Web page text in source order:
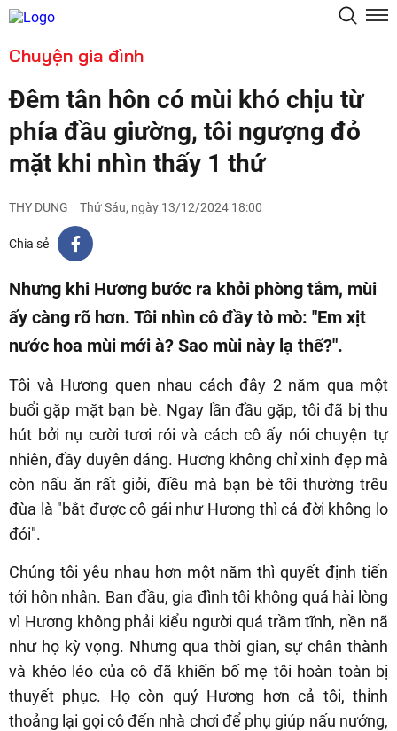
Chuyện gia đình
Đêm tân hôn có mùi khó chịu từ
phía đầu giường, tôi ngượng đỏ
mặt khi nhìn thấy 1 thứ
THY DUNG Thứ Sáu, ngày 13/12/2024 18:00
Chia sẻ
Nhưng khi Hương bước ra khỏi phòng tắm, mùi
ấy càng rõ hơn. Tôi nhìn cô đầy tò mò: "Em xịt
nước hoa mùi mới à? Sao mùi này lạ thế?".
Tôi và Hương quen nhau cách đây 2 năm qua một
buổi gặp mặt bạn bè. Ngay lần đầu gặp, tôi đã bị thu
hút bởi nụ cười tươi rói và cách cô ấy nói chuyện tự
nhiên, đầy duyên dáng. Hương không chỉ xinh đẹp mà
còn nấu ăn rất giỏi, điều mà bạn bè tôi thường trêu
đùa là "bắt được cô gái như Hương thì cả đời không lo
đói".
Chúng tôi yêu nhau hơn một năm thì quyết định tiến
tới hôn nhân. Ban đầu, gia đình tôi không quá hài lòng
vì Hương không phải kiểu người quá trầm tĩnh, nền nã
như họ kỳ vọng. Nhưng qua thời gian, sự chân thành
và khéo léo của cô đã khiến bố mẹ tôi hoàn toàn bị
thuyết phục. Họ còn quý Hương hơn cả tôi, thỉnh
thoảng lại gọi cô đến nhà chơi để phụ giúp nấu nướng,